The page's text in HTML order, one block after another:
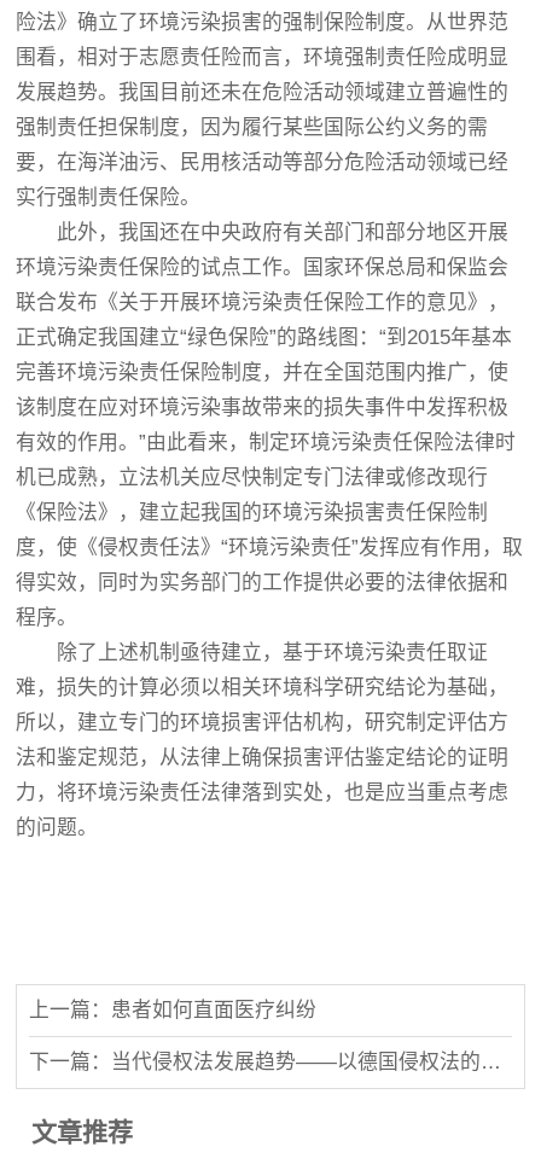
险法》确立了环境污染损害的强制保险制度。从世界范
围看，相对于志愿责任险而言，环境强制责任险成明显
发展趋势。我国目前还未在危险活动领域建立普遍性的
强制责任担保制度，因为履行某些国际公约义务的需
要，在海洋油污、民用核活动等部分危险活动领域已经
实行强制责任保险。
此外，我国还在中央政府有关部门和部分地区开展
环境污染责任保险的试点工作。国家环保总局和保监会
联合发布《关于开展环境污染责任保险工作的意见》，
正式确定我国建立“绿色保险”的路线图：“到2015年基本
完善环境污染责任保险制度，并在全国范围内推广，使
该制度在应对环境污染事故带来的损失事件中发挥积极
有效的作用。”由此看来，制定环境污染责任保险法律时
机已成熟，立法机关应尽快制定专门法律或修改现行
《保险法》，建立起我国的环境污染损害责任保险制
度，使《侵权责任法》“环境污染责任”发挥应有作用，取
得实效，同时为实务部门的工作提供必要的法律依据和
程序。
除了上述机制亟待建立，基于环境污染责任取证
难，损失的计算必须以相关环境科学研究结论为基础，
所以，建立专门的环境损害评估机构，研究制定评估方
法和鉴定规范，从法律上确保损害评估鉴定结论的证明
力，将环境污染责任法律落到实处，也是应当重点考虑
的问题。
上一篇：患者如何直面医疗纠纷
下一篇：当代侵权法发展趋势——以德国侵权法的变革为视角
文章推荐